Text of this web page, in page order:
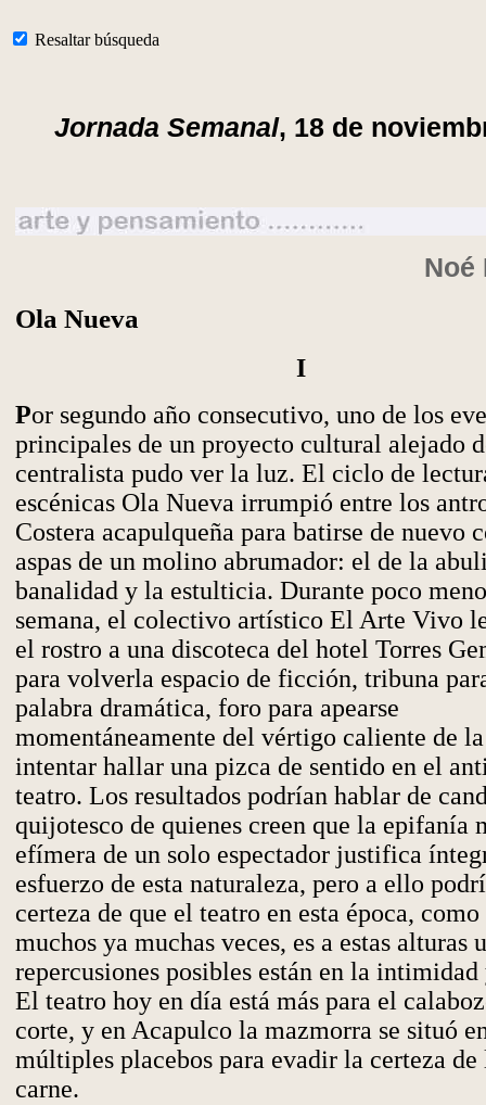
Resaltar búsqueda
Jornada Semanal, 18 de
Noé
Ola Nueva
I
Por segundo año consecutivo, uno de los
principales de un proyecto cultural alejado
centralista pudo ver la luz. El ciclo de
escénicas Ola Nueva irrumpió entre los
Costera acapulqueña para batirse de nuevo
aspas de un molino abrumador: el de la
banalidad y la estulticia. Durante poco
semana, el colectivo artístico El Arte Vivo
el rostro a una discoteca del hotel Torres
para volverla espacio de ficción, tribuna
palabra dramática, foro para apearse
momentáneamente del vértigo caliente de
intentar hallar una pizca de sentido en el
teatro. Los resultados podrían hablar de
quijotesco de quienes creen que la epifanía
efímera de un solo espectador justifica
esfuerzo de esta naturaleza, pero a ello
certeza de que el teatro en esta época,
muchos ya muchas veces, es a estas alturas
repercusiones posibles están en la intimidad
El teatro hoy en día está más para el
corte, y en Acapulco la mazmorra se situó
múltiples placebos para evadir la certeza
carne.